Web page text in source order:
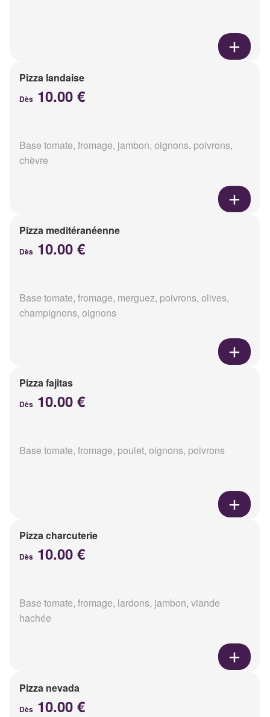
Pizza landaise
Dès 10.00 €
Base tomate, fromage, jambon, oignons, poivrons,
chèvre
Pizza meditéranéenne
Dès 10.00 €
Base tomate, fromage, merguez, poivrons, olives,
champignons, oignons
Pizza fajitas
Dès 10.00 €
Base tomate, fromage, poulet, oignons, poivrons
Pizza charcuterie
Dès 10.00 €
Base tomate, fromage, lardons, jambon, viande
hachée
Pizza nevada
Dès 10.00 €